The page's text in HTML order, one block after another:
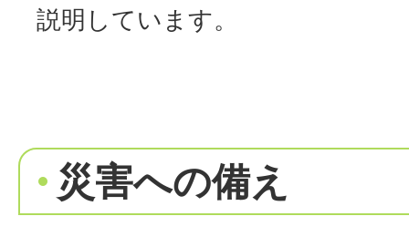
説明しています。
災害への備え